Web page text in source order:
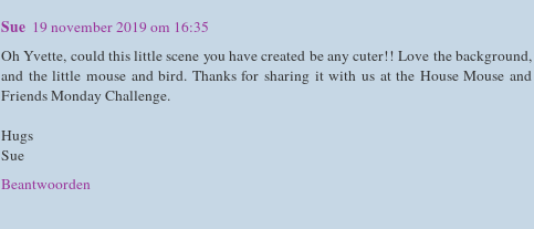
Sue 19 november 2019 om 16:35
Oh Yvette, could this little scene you have created be any cuter!! Love the background,
and the little mouse and bird. Thanks for sharing it with us at the House Mouse and
Friends Monday Challenge.
Hugs
Sue
Beantwoorden